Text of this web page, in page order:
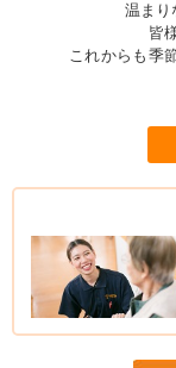
温まり
皆
これからも季